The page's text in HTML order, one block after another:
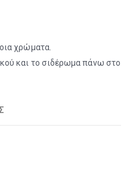
χρώματα.
και το σιδέρωμα πάνω στο